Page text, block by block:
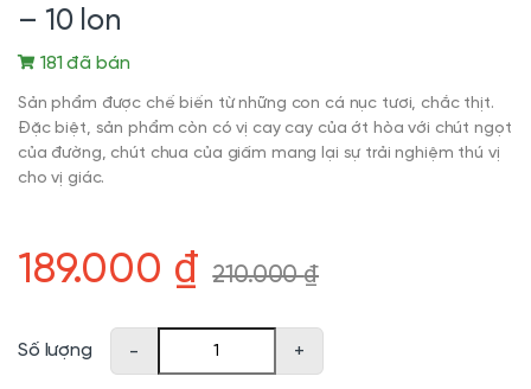
– 10 lon
181 đã bán
Sản phẩm được chế biến từ những con cá nục tươi, chắc thịt.
Đặc biệt, sản phẩm còn có vị cay cay của ớt hòa với chút ngọt
của đường, chút chua của giấm mang lại sự trải nghiệm thú vị
cho vị giác.
189.000 ₫ 210.000₫
Cá hộp Sea Crown cá Nục kho tiêu - 10 lon số lượng
Số lượng - +